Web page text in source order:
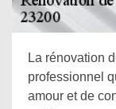
La rénovation
professionnel
amour et de